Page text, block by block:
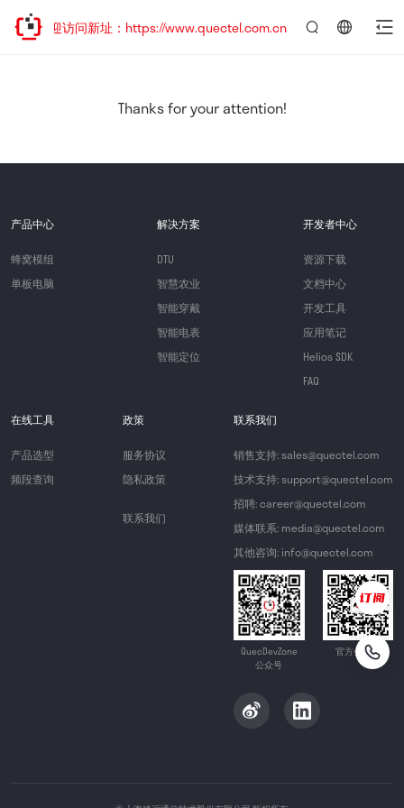
移，欢迎访问新址：https://www.quectel.com.cn
Thanks for your attention!
产品中心
蜂窝模组
单板电脑
解决方案
DTU
智慧农业
智能穿戴
智能电表
智能定位
开发者中心
资源下载
文档中心
开发工具
应用笔记
Helios SDK
FAQ
在线工具
产品选型
频段查询
政策
服务协议
隐私政策
联系我们
联系我们
销售支持: sales@quectel.com
技术支持: support@quectel.com
招聘: career@quectel.com
媒体联系: media@quectel.com
其他咨询: info@quectel.com
QuecDevZone
公众号
官方公众号